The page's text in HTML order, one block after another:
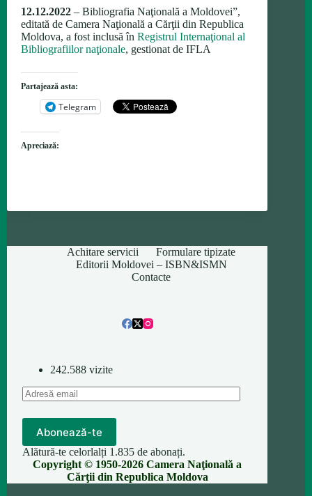
12.12.2022 – Bibliografia Naţională a Moldovei”,
editată de Camera Naţională a Cărţii din Republica
Moldova, a fost inclusă în Registrul Internaţional al
Bibliografiilor naţionale, gestionat de IFLA
Partajează asta:
Telegram
Apreciază:
Achitare servicii
Formulare tipizate
Editorii Moldovei – ISBN&ISMN
Contacte
242.588 vizite
Adresă
email
Abonează-te
Alătură-te celorlalți 1.835 de abonați.
Copyright © 1950-2026 Camera Naţională a
Cărţii din Republica Moldova